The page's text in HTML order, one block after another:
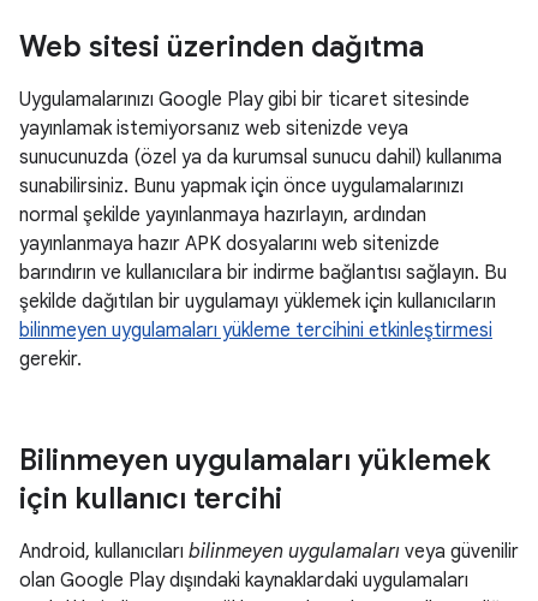
Web sitesi üzerinden dağıtma
Uygulamalarınızı Google Play gibi bir ticaret sitesinde
yayınlamak istemiyorsanız web sitenizde veya
sunucunuzda (özel ya da kurumsal sunucu dahil) kullanıma
sunabilirsiniz. Bunu yapmak için önce uygulamalarınızı
normal şekilde yayınlanmaya hazırlayın, ardından
yayınlanmaya hazır APK dosyalarını web sitenizde
barındırın ve kullanıcılara bir indirme bağlantısı sağlayın. Bu
şekilde dağıtılan bir uygulamayı yüklemek için kullanıcıların
bilinmeyen uygulamaları yükleme tercihini etkinleştirmesi
gerekir.
Bilinmeyen uygulamaları yüklemek
için kullanıcı tercihi
Android, kullanıcıları bilinmeyen uygulamaları veya güvenilir
olan Google Play dışındaki kaynaklardaki uygulamaları